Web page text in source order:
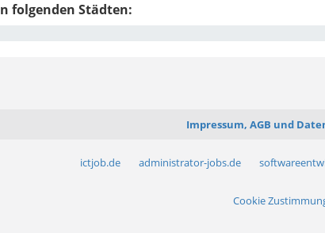
folgenden Städten:
Impressum, AGB und
ictjob.de administrator-jobs.de
Cookie